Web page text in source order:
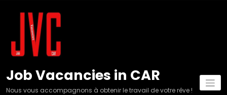
Job Vacancies in CAR
Nous vous accompagnons à obtenir le travail de votre rêve !